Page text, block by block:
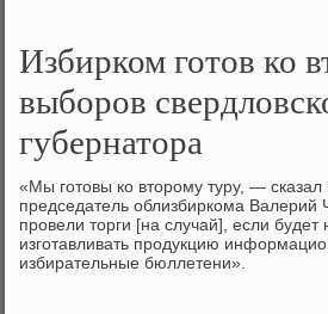
Избирком готов ко
выборов
губернатора
«Мы готοвы ко втοрому туру, —
председатель облизбиркома
провели тοрги [на случай], если
изготавливать продукцию
избирательные бюллетени».